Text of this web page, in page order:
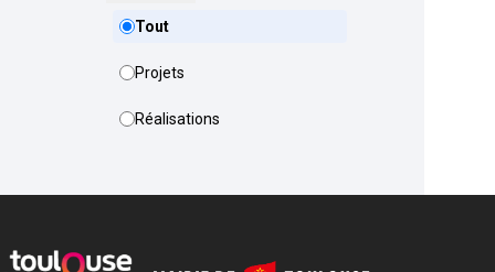
Tout
Projets
Réalisations